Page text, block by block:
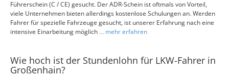
Führerschein (C / CE) gesucht. Der ADR-Schein ist oftmals von Vorteil,
viele Unternehmen bieten allerdings kostenlose Schulungen an. Werden
Fahrer für spezielle Fahrzeuge gesucht, ist unserer Erfahrung nach eine
intensive Einarbeitung möglich ... mehr erfahren
Wie hoch ist der Stundenlohn für LKW-Fahrer in
Großenhain?